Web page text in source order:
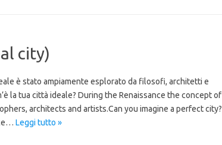
city)
è stato ampiamente esplorato da filosofi, architetti e
la tua città ideale? During the Renaissance the concept of
architects and artists.Can you imagine a perfect city?
Leggi tutto »